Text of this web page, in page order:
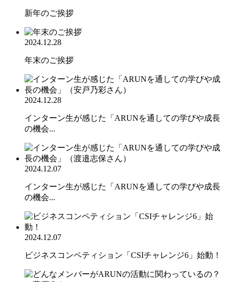
新年のご挨拶
2024.12.28
年末のご挨拶
2024.12.28
インターン生が感じた「ARUNを通しての学びや成長
の機会...
2024.12.07
インターン生が感じた「ARUNを通しての学びや成長
の機会...
2024.12.07
ビジネスコンペティション「CSIチャレンジ6」始動！